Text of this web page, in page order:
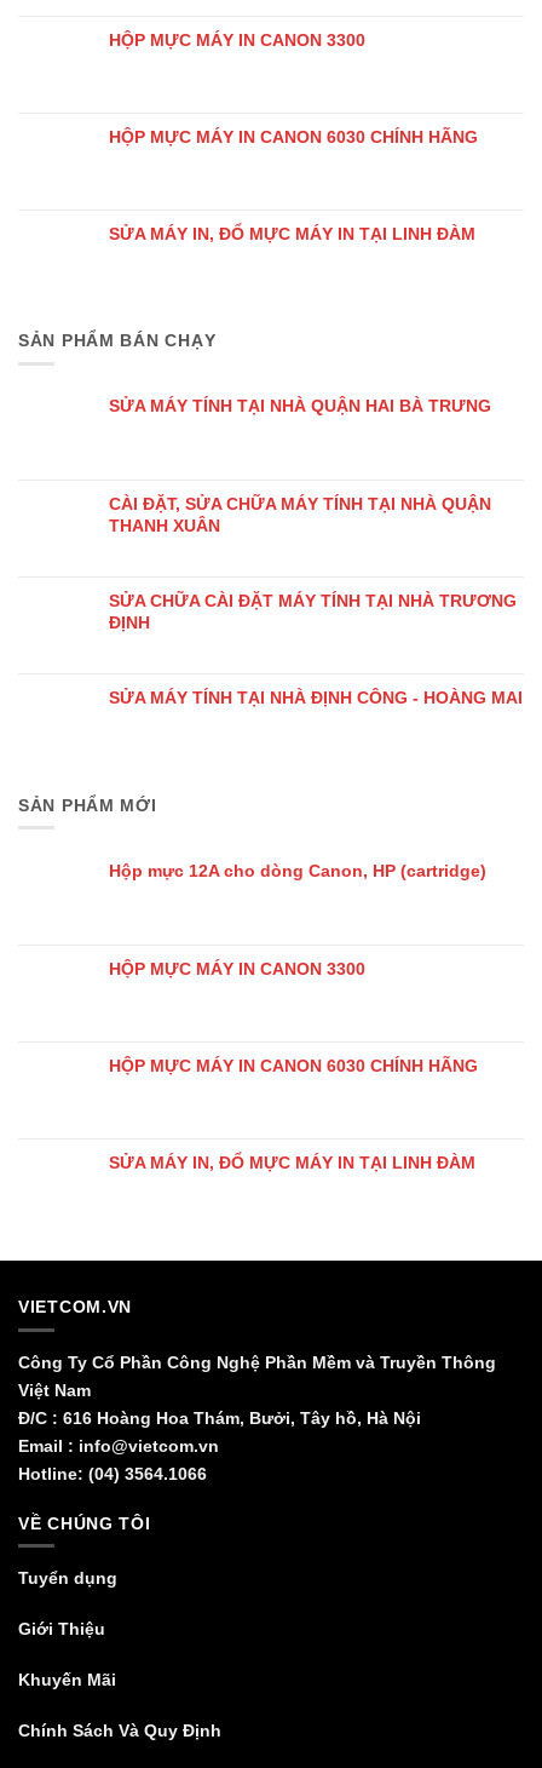
HỘP MỰC MÁY IN CANON 3300
HỘP MỰC MÁY IN CANON 6030 CHÍNH HÃNG
SỬA MÁY IN, ĐỔ MỰC MÁY IN TẠI LINH ĐÀM
SẢN PHẨM BÁN CHẠY
SỬA MÁY TÍNH TẠI NHÀ QUẬN HAI BÀ TRƯNG
CÀI ĐẶT, SỬA CHỮA MÁY TÍNH TẠI NHÀ QUẬN
THANH XUÂN
SỬA CHỮA CÀI ĐẶT MÁY TÍNH TẠI NHÀ TRƯƠNG
ĐỊNH
SỬA MÁY TÍNH TẠI NHÀ ĐỊNH CÔNG - HOÀNG MAI
SẢN PHẨM MỚI
Hộp mực 12A cho dòng Canon, HP (cartridge)
HỘP MỰC MÁY IN CANON 3300
HỘP MỰC MÁY IN CANON 6030 CHÍNH HÃNG
SỬA MÁY IN, ĐỔ MỰC MÁY IN TẠI LINH ĐÀM
VIETCOM.VN
Công Ty Cổ Phần Công Nghệ Phần Mềm và Truyền Thông
Việt Nam
Đ/C : 616 Hoàng Hoa Thám, Bưởi, Tây hồ, Hà Nội
Email : info@vietcom.vn
Hotline: (04) 3564.1066
VỀ CHÚNG TÔI
Tuyển dụng
Giới Thiệu
Khuyến Mãi
Chính Sách Và Quy Định